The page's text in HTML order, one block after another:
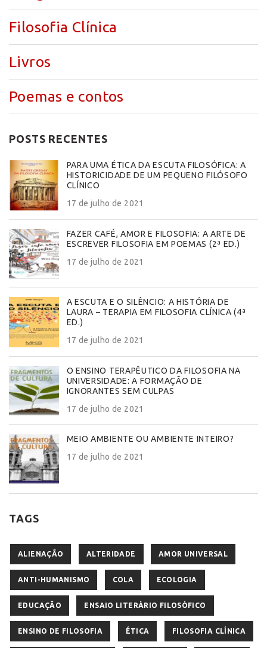
Filosofia Clínica
Livros
Poemas e contos
POSTS RECENTES
PARA UMA ÉTICA DA ESCUTA FILOSÓFICA: A
HISTORICIDADE DE UM PEQUENO FILÓSOFO
CLÍNICO
17 de julho de 2021
FAZER CAFÉ, AMOR E FILOSOFIA: A ARTE DE
ESCREVER FILOSOFIA EM POEMAS (2ª ED.)
17 de julho de 2021
A ESCUTA E O SILÊNCIO: A HISTÓRIA DE
LAURA – TERAPIA EM FILOSOFIA CLÍNICA (4ª
ED.)
17 de julho de 2021
O ENSINO TERAPÊUTICO DA FILOSOFIA NA
UNIVERSIDADE: A FORMAÇÃO DE
IGNORANTES SEM CULPAS
17 de julho de 2021
MEIO AMBIENTE OU AMBIENTE INTEIRO?
17 de julho de 2021
TAGS
ALIENAÇÃO ALTERIDADE AMOR UNIVERSAL
ANTI-HUMANISMO COLA ECOLOGIA
EDUCAÇÃO ENSAIO LITERÁRIO FILOSÓFICO
ENSINO DE FILOSOFIA ÉTICA FILOSOFIA CLÍNICA